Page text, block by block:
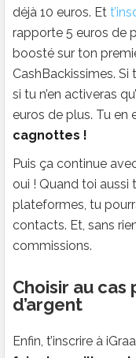
déjà 10 euros. Et
rapporte 5 euros de
boosté sur ton
CashBackissimes.
si tu n’en activeras
euros de plus. Tu en
cagnottes !
Puis ça continue
oui ! Quand toi aussi
plateformes, tu
contacts. Et, sans
commissions.
Choisir au cas
d’argent
Enfin, t’inscrire à